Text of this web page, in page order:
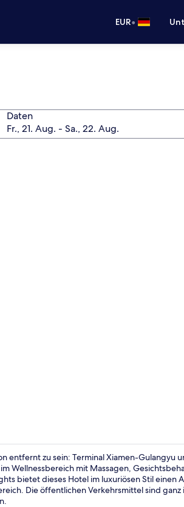
EUR•
Daten
entfernt zu sein: Terminal Xiamen-Gulangyu
Wellnessbereich mit Massagen,
bietet dieses Hotel im luxuriösen Stil einen
Die öffentlichen Verkehrsmittel sind ganz